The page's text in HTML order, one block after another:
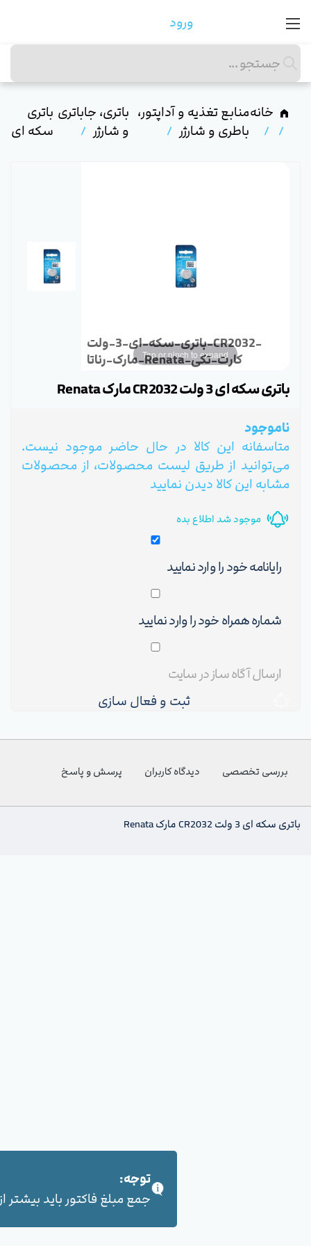
ورود
خانهمنابع تغذیه و آداپتور،
باطری و شارژر
باتری، جاباتری
و شارژر
باتری
سکه ای
توجه:
جمع مبلغ فاکتور باید بیشتر از 100,000 هزار تومان
باتری-سکه-ای-3-ولت-CR2032-
مارک-رناتا-Renata-کارت-تکی
Tap or pinch to expand
باتری سکه ای 3 ولت CR2032 مارک Renata
ناموجود
متاسفانه این کالا در حال حاضر موجود نیست.
می‌توانید از طریق لیست محصولات، از محصولات
مشابه این کالا دیدن نمایید
موجود شد اطلاع بده
ثبت و فعال سازی
بررسی تخصصی دیدگاه کاربران پرسش و پاسخ
باتری سکه ای 3 ولت CR2032 مارک Renata